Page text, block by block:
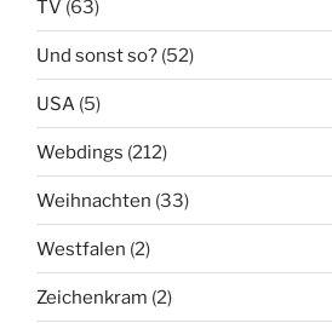
TV (63)
Und sonst so? (52)
USA (5)
Webdings (212)
Weihnachten (33)
Westfalen (2)
Zeichenkram (2)